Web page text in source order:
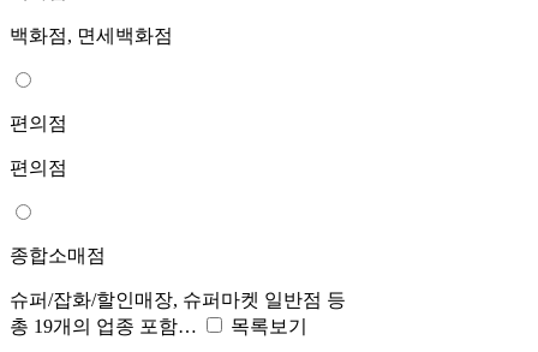
백화점, 면세백화점
편의점
편의점
종합소매점
슈퍼/잡화/할인매장, 슈퍼마켓 일반점 등
총 19개의 업종 포함…
목록보기